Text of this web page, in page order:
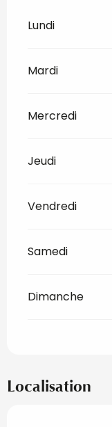
Lundi
Mardi
Mercredi
Jeudi
Vendredi
Samedi
Dimanche
Localisation